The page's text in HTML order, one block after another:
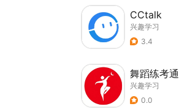
CCtalk
兴趣学习
3.4
舞蹈练考通
兴趣学习
0.0